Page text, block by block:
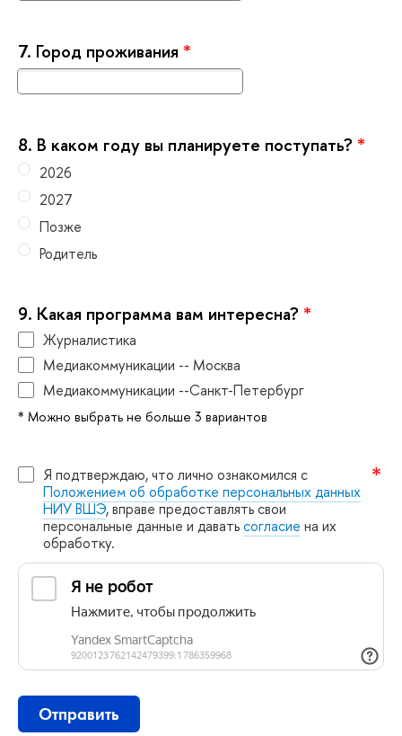
7. Город проживания *
8. каком году вы планируете поступать? *
2026
2027
Позже
Родитель
9. Какая программа вам интересна? *
Журналистика
Медиакоммуникации -- Москва
Медиакоммуникации --Санкт-Петербур
* Можно выбрать не больше 3 варианто
Я подтверждаю, что лично ознакомился с
Положением об обработке персональных данных
НИУ ВШЭ, вправе предоставлять свои
персональные данные и даватьсогласие на их
обработку.
Отправить